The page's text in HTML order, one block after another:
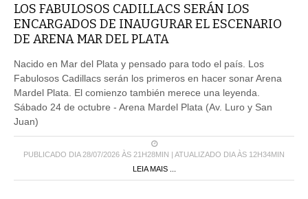
LOS FABULOSOS CADILLACS SERÁN LOS
ENCARGADOS DE INAUGURAR EL ESCENARIO
DE ARENA MAR DEL PLATA
Nacido en Mar del Plata y pensado para todo el país. Los
Fabulosos Cadillacs serán los primeros en hacer sonar Arena
Mardel Plata. El comienzo también merece una leyenda.
Sábado 24 de octubre - Arena Mardel Plata (Av. Luro y San
Juan)
PUBLICADO DIA 28/07/2026 ÀS 21H28MIN | ATUALIZADO DIA ÀS 12H34MIN
LEIA MAIS ...